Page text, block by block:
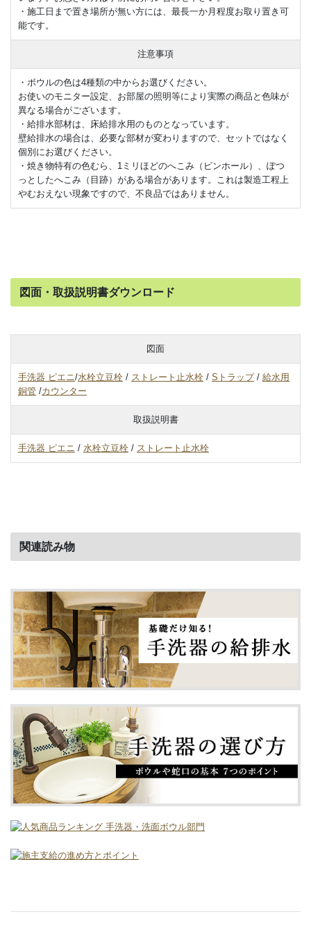
・施工日まで置き場所が無い方には、最長一か月程度お取り置き可
能です。
注意事項
・ボウルの色は4種類の中からお選びください。
お使いのモニター設定、お部屋の照明等により実際の商品と色味が
異なる場合がございます。
・給排水部材は、床給排水用のものとなっています。
壁給排水の場合は、必要な部材が変わりますので、セットではなく
個別にお選びください。
・焼き物特有の色むら、1ミリほどのへこみ（ピンホール）、ぽつ
っとしたへこみ（目跡）がある場合があります。これは製造工程上
やむおえない現象ですので、不良品ではありません。
図面・取扱説明書ダウンロード
図面
手洗器 ピエニ/水栓立豆栓 / ストレート止水栓 / Sトラップ/ 給水用
銅管 /カウンター
取扱説明書
手洗器 ピエニ / 水栓立豆栓 / ストレート止水栓
関連読み物